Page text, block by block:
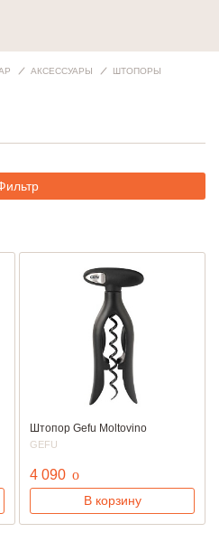
АКСЕССУАРЫ ШТОПОРЫ
Штопор Gefu Moltovino
GEFU
4 090 руб.
o
В корзину